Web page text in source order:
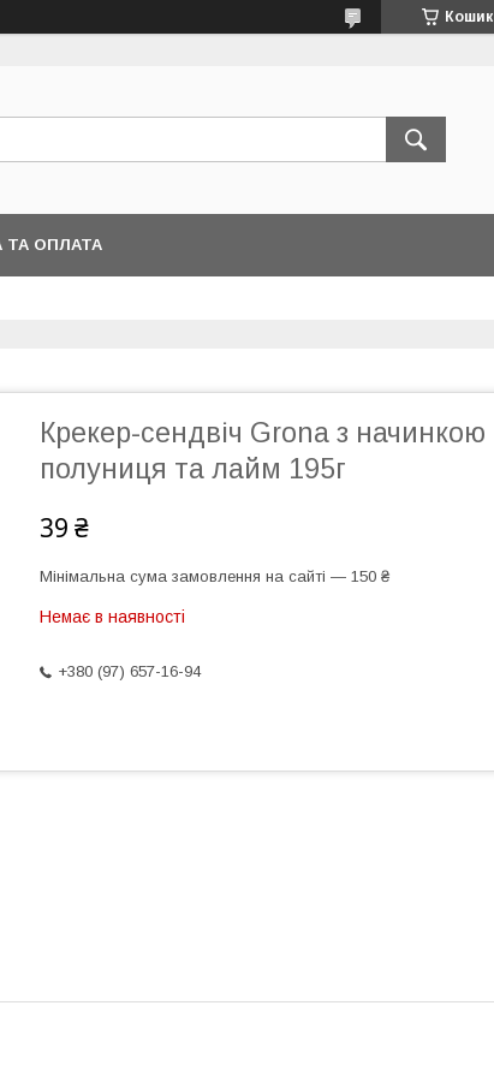
Кошик
ТА ОПЛАТА
Крекер-сендвіч Grona з начинкою
полуниця та лайм 195г
39 ₴
Мінімальна сума замовлення на сайті — 150 ₴
Немає в наявності
+380 (97) 657-16-94